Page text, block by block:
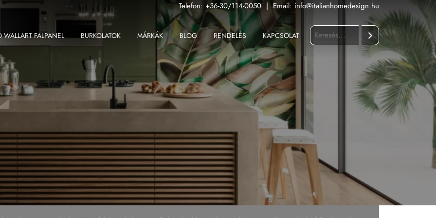
Telefon: +36-30/114-0050 |Email: info@italianhomedesign.hu
WALLART FALPANEL BURKOLATOK
2 cm-es greslap
Beltéri padlólap
Fali csempe
Kültéri padlólap
Fürdőszoba
Kültér
Nappali
MÁRKÁK
ABK
Atlas Concorde
Atlas Plan
Ceramiche Keope
Fondovalle MyTop
Gardenia Orchidea
Iris FMG
Kronos Ceramiche
Saime
BLOG RENDELÉS KAPCSOLAT
Keresés